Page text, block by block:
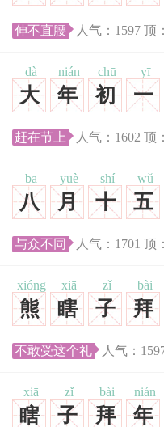
伸不直腰 人气： 1597 顶：
大
dà
年
nián
初
chū
一
yī
赶在节上 人气： 1602 顶：
八
bā
月
yuè
十
shí
五
wǔ
与众不同 人气： 1701 顶：
熊
xióng
瞎
xiā
子
zǐ
拜
bài
不敢受这个礼 人气：
瞎
xiā
子
zǐ
拜
bài
年
nián